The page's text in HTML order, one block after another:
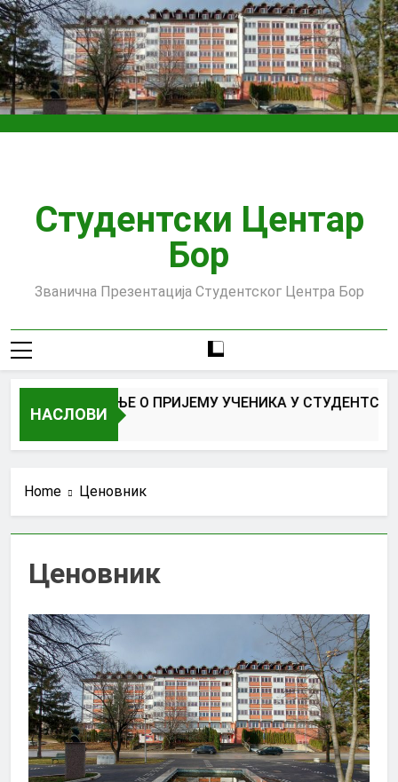
Skip
to
content
Студентски Центар
Бор
Званична Презентација Студентског Центра Бор
НАСЛОВИ
ОБАВЕШТЕЊЕ О ПРИЈЕМУ УЧЕНИКА У
Home Ценовник
Ценовник